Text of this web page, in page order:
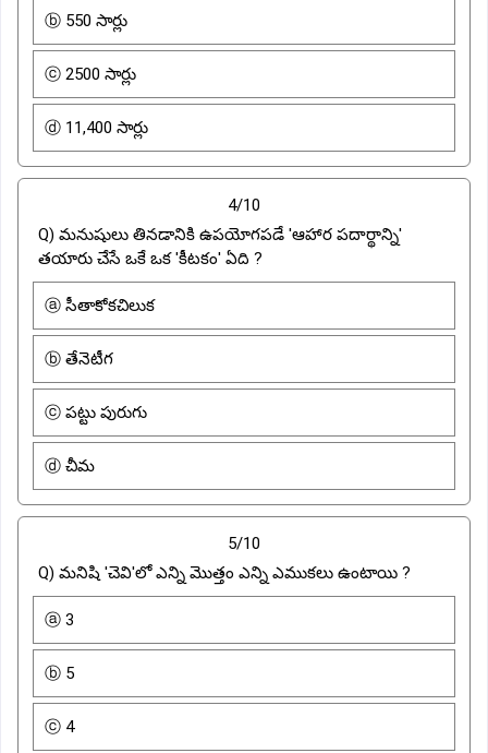
ⓑ 550 సార్లు
ⓒ 2500 సార్లు
ⓓ 11,400 సార్లు
4/10
Q) మనుషులు తినడానికి ఉపయోగపడే 'ఆహార పదార్థాన్ని'
తయారు చేసే ఒకే ఒక 'కీటకం' ఏది ?
ⓐ సీతాకోకచిలుక
ⓑ తేనెటీగ
ⓒ పట్టు పురుగు
ⓓ చీమ
5/10
Q) మనిషి 'చెవి'లో ఎన్ని మొత్తం ఎన్ని ఎముకలు ఉంటాయి ?
ⓐ 3
ⓑ 5
ⓒ 4